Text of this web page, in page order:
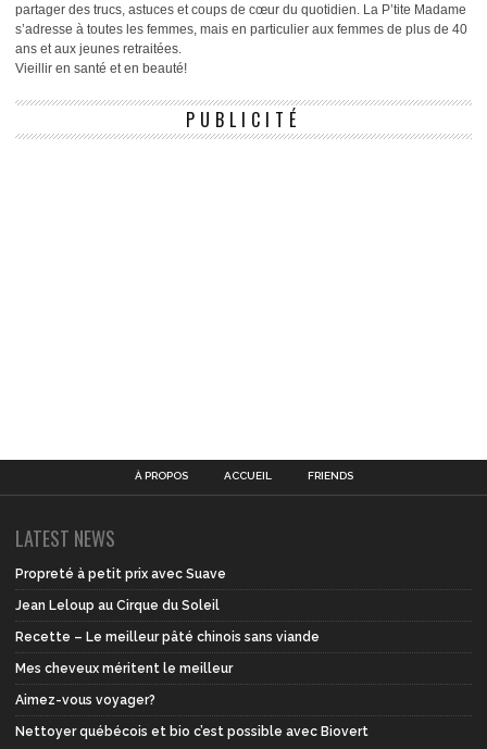
partager des trucs, astuces et coups de cœur du quotidien. La P’tite Madame
s’adresse à toutes les femmes, mais en particulier aux femmes de plus de 40
ans et aux jeunes retraitées.
Vieillir en santé et en beauté!
PUBLICITÉ
À PROPOS ACCUEIL FRIENDS
LATEST NEWS
Propreté à petit prix avec Suave
Jean Leloup au Cirque du Soleil
Recette – Le meilleur pâté chinois sans viande
Mes cheveux méritent le meilleur
Aimez-vous voyager?
Nettoyer québécois et bio c’est possible avec Biovert